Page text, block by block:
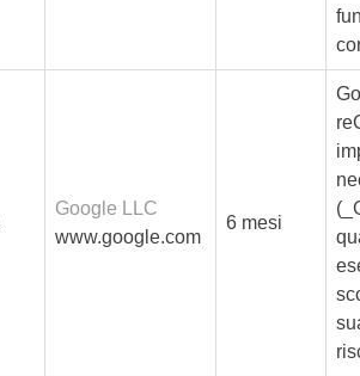
Google LLC
www.google.com
6 mesi